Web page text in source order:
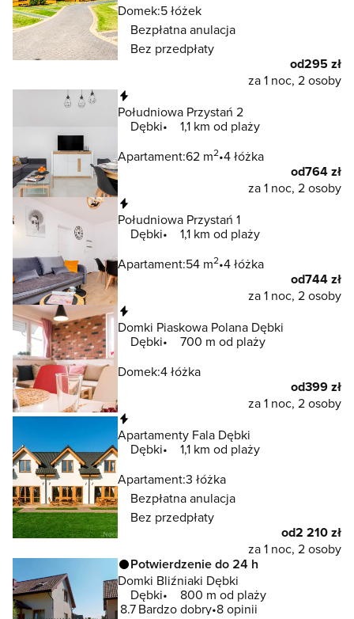
Domek:5 łóżek
Bezpłatna anulacja
Bez przedpłaty
od295 zł
za 1 noc, 2 osoby
Południowa Przystań 2
Dębki
1,1 km od plaży
Apartament:62 m2 4 łóżka
od764 zł
za 1 noc, 2 osoby
Południowa Przystań 1
Dębki
1,1 km od plaży
Apartament:54 m2 4 łóżka
od744 zł
za 1 noc, 2 osoby
Domki Piaskowa Polana Dębki
Dębki
700 m od plaży
Domek:4 łóżka
od399 zł
za 1 noc, 2 osoby
Apartamenty Fala Dębki
Dębki
1,1 km od plaży
Apartament:3 łóżka
Bezpłatna anulacja
Bez przedpłaty
od2 210 zł
za 1 noc, 2 osoby
Potwierdzenie do 24 h
Domki Bliźniaki Dębki
Dębki
800 m od plaży
8.7Bardzo dobry 8 opinii